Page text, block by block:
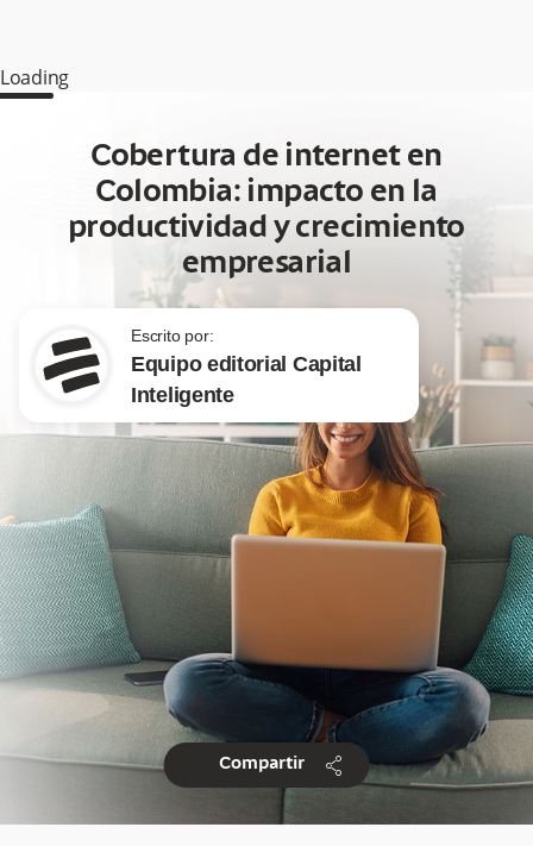
Loading
Cobertura de internet en
Colombia: impacto en la
productividad y crecimiento
empresarial
Escrito por:
Equipo editorial Capital
Inteligente
Compartir share